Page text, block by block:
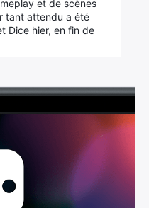
et de scènes
tant attendu a été
Dice hier, en fin de